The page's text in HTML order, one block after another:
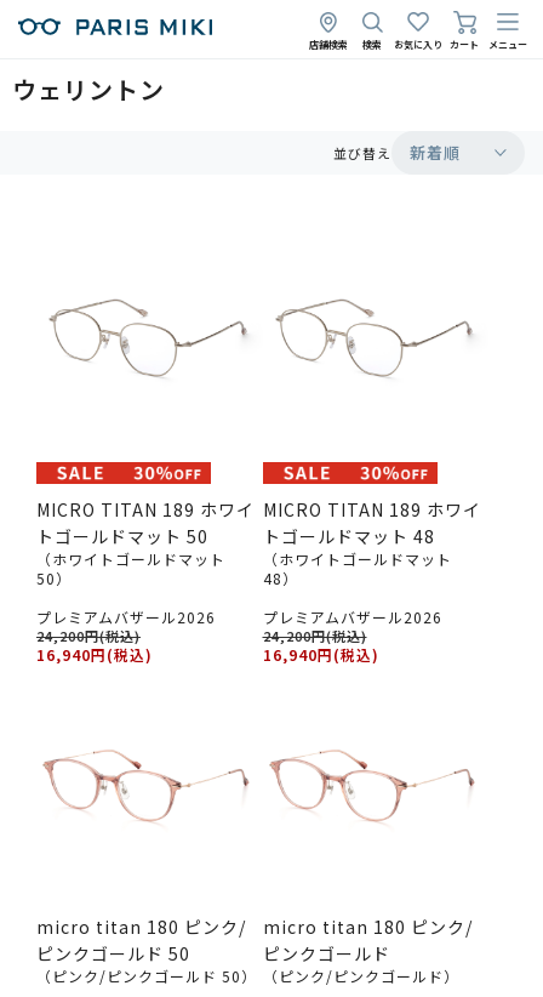
店舗検索 検索 お気に入り カート メニュー
ウェリントン
並び替え 新着順
MICRO TITAN 189 ホワイ
トゴールドマット 50
（ホワイトゴールドマット
50）
プレミアムバザール2026
24,200円(税込)
16,940円(税込)
MICRO TITAN 189 ホワイ
トゴールドマット 48
（ホワイトゴールドマット
48）
プレミアムバザール2026
24,200円(税込)
16,940円(税込)
micro titan 180 ピンク/
ピンクゴールド 50
（ピンク/ピンクゴールド 50）
micro titan 180 ピンク/
ピンクゴールド
（ピンク/ピンクゴールド）